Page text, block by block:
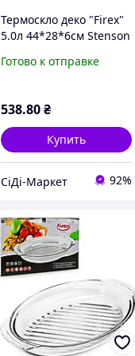
Термоскло деко "Firex"
5.0л 44*28*6см Stenson
№1]
Готово к отправке
538.80₴
Купить
СіДі-Маркет 92%